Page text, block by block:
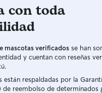
con toda
mascotas verificados se han
y cuentan con reseñas
están respaldadas por la
reembolso de determinados